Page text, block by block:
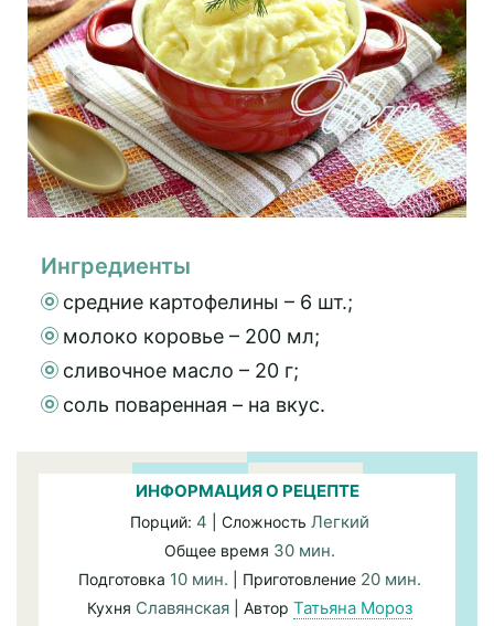
Ингредиенты
средние картофелины – 6 шт.;
молоко коровье – 200 мл;
сливочное масло – 20 г;
соль поваренная – на вкус.
ИНФОРМАЦИЯ О РЕЦЕПТЕ
Порций: 4 | Сложность Легкий
Общее время 30 мин.
Подготовка 10 мин. | Приготовление 20 мин.
Кухня Славянская | Автор Татьяна Мороз